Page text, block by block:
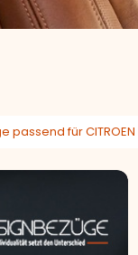
passend für